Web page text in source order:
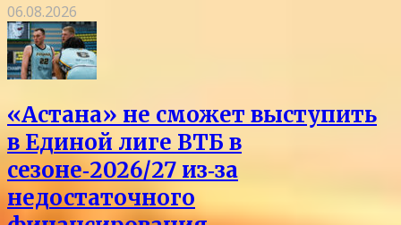
06.08.2026
«Астана» не сможет выступить
в Единой лиге ВТБ в
сезоне‑2026/27 из‑за
недостаточного